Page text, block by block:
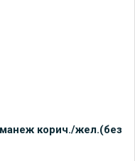
корич./жел.(без